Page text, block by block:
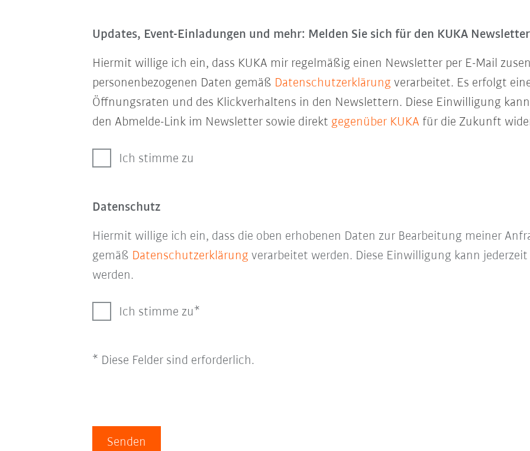
Updates, Event-Einladungen und mehr: Melden Sie sich für den KUKA
Hiermit willige ich ein, dass KUKA mir regelmäßig einen Newsletter per E-Mail
personenbezogenen Daten gemäß Datenschutzerklärung verarbeitet. Es erfolgt
Öffnungsraten und des Klickverhaltens in den Newslettern. Diese Einwilligung
den Abmelde-Link im Newsletter sowie direkt gegenüber KUKA für die Zukunft
Ich stimme zu
Datenschutz
Hiermit willige ich ein, dass die oben erhobenen Daten zur Bearbeitung meiner
gemäß Datenschutzerklärung verarbeitet werden. Diese Einwilligung kann
werden.
Ich stimme zu
* Diese Felder sind erforderlich.
Senden